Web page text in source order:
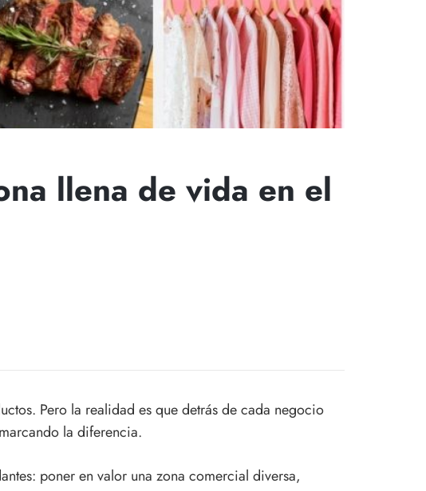
llena de vida en el
Pero la realidad es que detrás de cada negocio
la diferencia.
poner en valor una zona comercial diversa,